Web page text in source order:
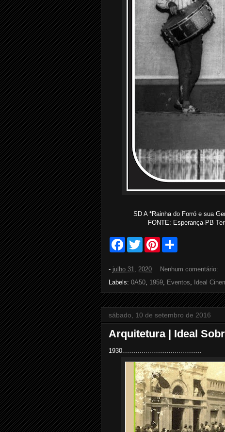
SD A *Rainha do Forró e sua
FONTE: Esperança-PB
F
b
o
k
T
w
t
e
r
P
e
r
e
s
t
e
- julho 31, 2020
Nenhum comentário:
Labels: 0A50 1959 Eventos Ideal
sábado, 10 de setembro de 2016
Arquitetura | Ideal
1930.........................................